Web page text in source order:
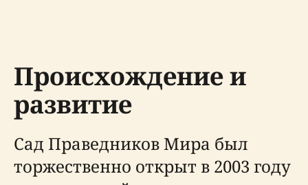
Происхождение и
развитие
Сад Праведников Мира был
торжественно открыт в 2003 году